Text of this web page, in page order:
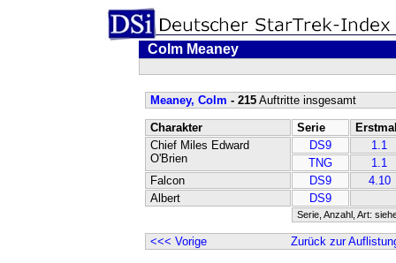
Colm Meaney
Meaney, Colm - 215Auftritte insgesamt
Charakter Serie
Chief Miles Edward
O'Brien
DS9
1.1
TNG
1.1
Falcon
DS9
4.10
Albert
DS9
Serie, Anzahl, Art:
<<< Vorige Zurück zur